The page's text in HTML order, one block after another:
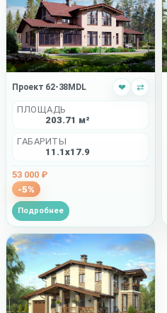
Проект 62-38MDL ❤ ⇄
ПЛОЩАДЬ
203.71 м²
ГАБАРИТЫ
11.1x17.9
53 000 ₽
-5%
Подробнее